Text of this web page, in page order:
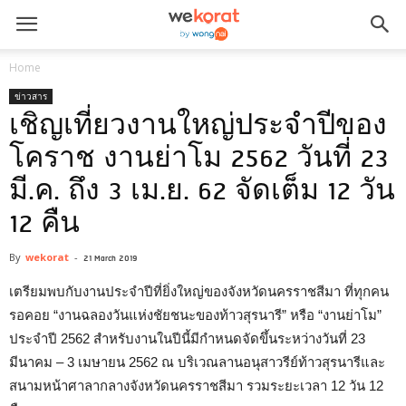
Home
ข่าวสาร
เชิญเที่ยวงานใหญ่ประจำปีของ
โคราช งานย่าโม 2562 วันที่ 23
มี.ค. ถึง 3 เม.ย. 62 จัดเต็ม 12 วัน
12 คืน
By wekorat - 21 March 2019
เตรียมพบกับงานประจำปีที่ยิ่งใหญ่ของจังหวัดนครราชสีมา ที่ทุกคน
รอคอย “งานฉลองวันแห่งชัยชนะของท้าวสุรนารี” หรือ “งานย่าโม”
ประจำปี 2562 สำหรับงานในปีนี้มีกำหนดจัดขึ้นระหว่างวันที่ 23
มีนาคม – 3 เมษายน 2562 ณ บริเวณลานอนุสาวรีย์ท้าวสุรนารีและ
สนามหน้าศาลากลางจังหวัดนครราชสีมา รวมระยะเวลา 12 วัน 12